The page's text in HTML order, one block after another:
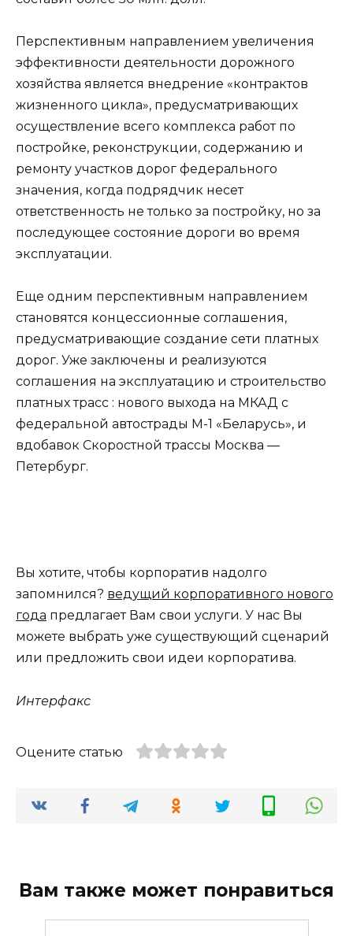
Перспективным направлением увеличения
эффективности деятельности дорожного
хозяйства является внедрение «контрактов
жизненного цикла», предусматривающих
осуществление всего комплекса работ по
постройке, реконструкции, содержанию и
ремонту участков дорог федерального
значения, когда подрядчик несет
ответственность не только за постройку, но за
последующее состояние дороги во время
эксплуатации.
Еще одним перспективным направлением
становятся концессионные соглашения,
предусматривающие создание сети платных
дорог. Уже заключены и реализуются
соглашения на эксплуатацию и строительство
платных трасс : нового выхода на МКАД с
федеральной автострады М-1 «Беларусь», и
вдобавок Скоростной трассы Москва —
Петербург.
Вы хотите, чтобы корпоратив надолго
запомнился? ведущий корпоративного нового
года предлагает Вам свои услуги. У нас Вы
можете выбрать уже существующий сценарий
или предложить свои идеи корпоратива.
Интерфакс
Оцените статью
Вам также может понравиться